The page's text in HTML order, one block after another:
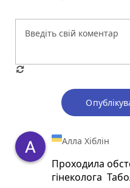
Алла Хіблін
Проходила
гінеколога